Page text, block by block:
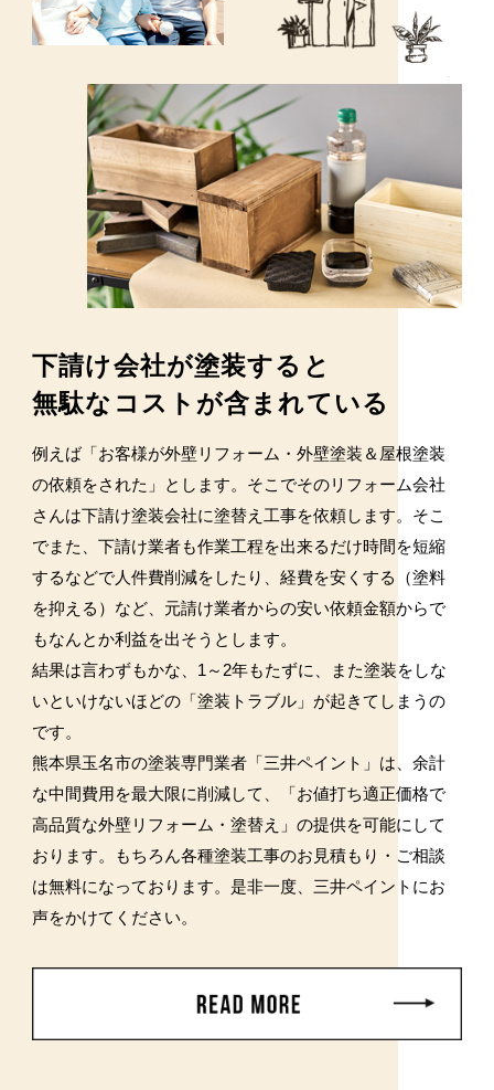
下請け会社が塗装すると
無駄なコストが含まれている
例えば「お客様が外壁リフォーム・外壁塗装＆屋根塗装
の依頼をされた」とします。そこでそのリフォーム会社
さんは下請け塗装会社に塗替え工事を依頼します。そこ
でまた、下請け業者も作業工程を出来るだけ時間を短縮
するなどで人件費削減をしたり、経費を安くする（塗料
を抑える）など、元請け業者からの安い依頼金額からで
もなんとか利益を出そうとします。
結果は言わずもかな、1～2年もたずに、また塗装をしな
いといけないほどの「塗装トラブル」が起きてしまうの
です。
熊本県玉名市の塗装専門業者「三井ペイント」は、余計
な中間費用を最大限に削減して、「お値打ち適正価格で
高品質な外壁リフォーム・塗替え」の提供を可能にして
おります。もちろん各種塗装工事のお見積もり・ご相談
は無料になっております。是非一度、三井ペイントにお
声をかけてください。